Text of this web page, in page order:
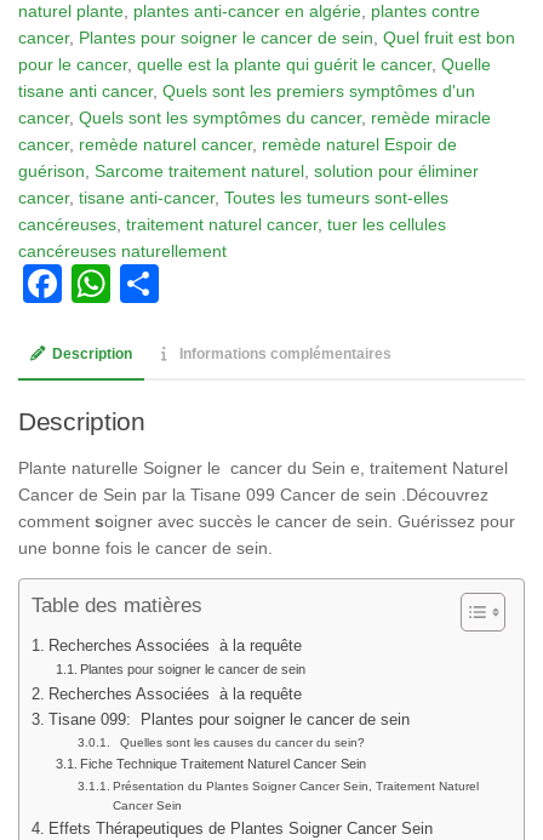
naturel plante plantes anti-cancer en algérie plantes contre
cancer, Plantes pour soigner le cancer de sein Quel fruit est bon
pour le cancer, quelle est la plante qui guérit le cancer, Quelle
tisane anti cancer, Quels sont les premiers symptômes d'un
cancer, Quels sont les symptômes du cancer, remède miracle
cancer, remède naturel cancer, remède naturel Espoir de
guérison Sarcome traitement naturel solution pour éliminer
cancer, tisane anti-cancer, Toutes les tumeurs sont-elles
cancéreuses traitement naturel cancer, tuer les cellules
cancéreuses naturellement
Facebook
WhatsApp
Description Informations complémentaires
Description
Plante naturelle Soigner le cancer du Sein e, traitement Naturel
Cancer de Sein par la Tisane 099 Cancer de sein .Découvrez
comment soigner avec succès le cancer de sein. Guérissez pour
une bonne fois le cancer de sein.
Table des matières
Recherches Associées à la requête
Plantes pour soigner le cancer de sein
Recherches Associées à la requête
Tisane 099: Plantes pour soigner le cancer de sein
Quelles sont les causes du cancer du sein?
Fiche Technique Traitement Naturel Cancer Sein
Présentation du Plantes Soigner Cancer Sein, Traitement Naturel
Cancer Sein
Effets Thérapeutiques de Plantes Soigner Cancer Sein